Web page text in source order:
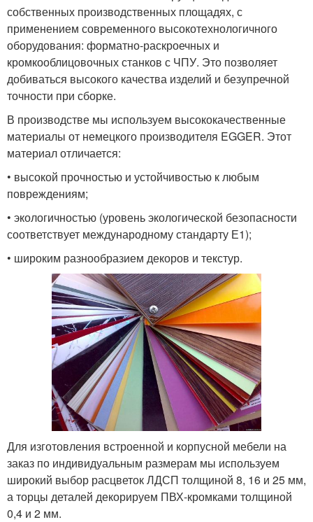
собственных производственных площадях, с
применением современного высокотехнологичного
оборудования: форматно-раскроечных и
кромкооблицовочных станков с ЧПУ. Это позволяет
добиваться высокого качества изделий и безупречной
точности при сборке.
В производстве мы используем высококачественные
материалы от немецкого производителя EGGER. Этот
материал отличается:
• высокой прочностью и устойчивостью к любым
повреждениям;
• экологичностью (уровень экологической безопасности
соответствует международному стандарту Е1);
• широким разнообразием декоров и текстур.
Для изготовления встроенной и корпусной мебели на
заказ по индивидуальным размерам мы используем
широкий выбор расцветок ЛДСП толщиной 8, 16 и 25 мм,
а торцы деталей декорируем ПВХ-кромками толщиной
0,4 и 2 мм.